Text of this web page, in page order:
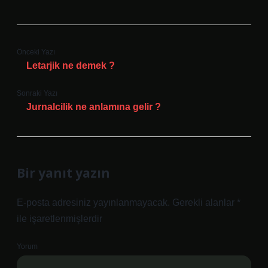
Önceki Yazı
Letarjik ne demek ?
Sonraki Yazı
Jurnalcilik ne anlamına gelir ?
Bir yanıt yazın
E-posta adresiniz yayınlanmayacak. Gerekli alanlar *
ile işaretlenmişlerdir
Yorum